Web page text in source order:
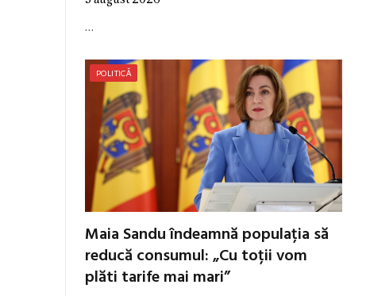
…
POLITICĂ
Maia Sandu îndeamnă populația să
reducă consumul: „Cu toții vom
plăti tarife mai mari”